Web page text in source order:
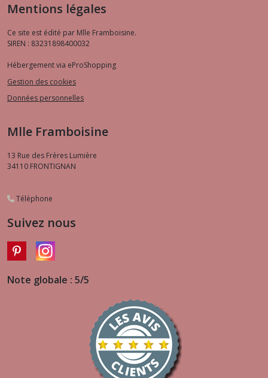
Mentions légales
Ce site est édité par Mlle Framboisine.
SIREN : 83231898400032
Hébergement via eProShopping
Gestion des cookies
Données personnelles
Mlle Framboisine
13 Rue des Frères Lumière
34110 FRONTIGNAN
Téléphone
Suivez nous
Note globale : 5/5